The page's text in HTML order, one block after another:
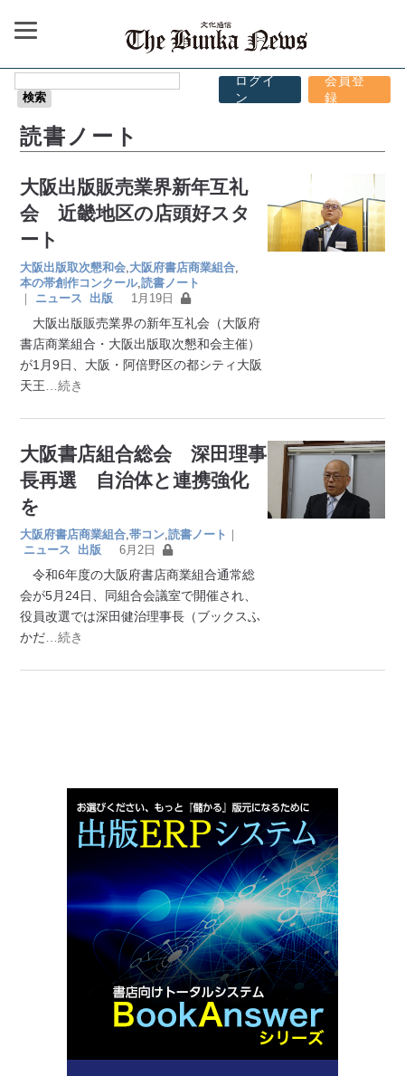
ログイ
ン
会員登
録
読書ノート
大阪出版販売業界新年互礼
会 近畿地区の店頭好スタ
ート
大阪出版取次懇和会 大阪府書店商業組合
本の帯創作コンクール,読書ノート
｜
ニュース 出版 1月19日
大阪出版販売業界の新年互礼会（大阪府
書店商業組合・大阪出版取次懇和会主催）
が1月9日、大阪・阿倍野区の都シティ大阪
天王 …続き
大阪書店組合総会 深田理事
長再選 自治体と連携強化
を
大阪府書店商業組合 ,帯コン ,読書ノート ｜
ニュース
出版 6月2日
令和6年度の大阪府書店商業組合通常総
会が5月24日、同組合会議室で開催され、
役員改選では深田健治理事長（ブックスふ
かだ …続き